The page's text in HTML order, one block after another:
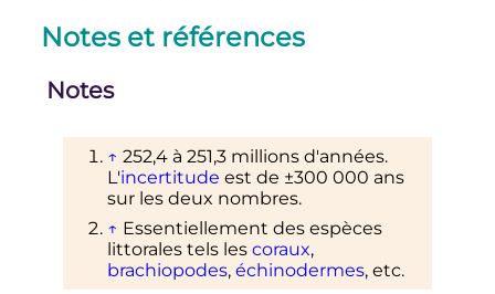
Notes et références
Notes
↑ 252,4 à 251,3 millions d'années.
L'incertitude est de ±300 000 ans
sur les deux nombres.
↑ Essentiellement des espèces
littorales tels les coraux,
brachiopodes, échinodermes, etc.